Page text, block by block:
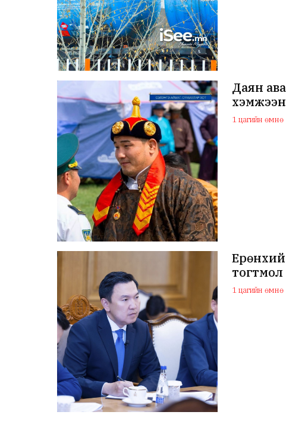
Даян
1 цагийн өмнө
1 цагийн өмнө